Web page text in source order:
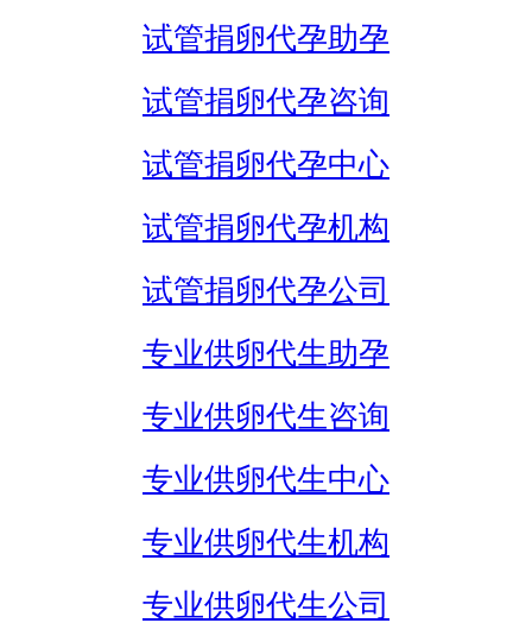
试管捐卵代孕助孕
试管捐卵代孕咨询
试管捐卵代孕中心
试管捐卵代孕机构
试管捐卵代孕公司
专业供卵代生助孕
专业供卵代生咨询
专业供卵代生中心
专业供卵代生机构
专业供卵代生公司